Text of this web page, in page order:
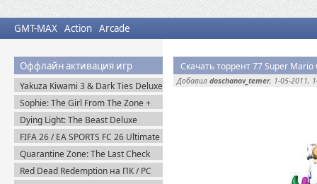
GMT-MAX Action Arcade
Оффлайн активация игр
Yakuza Kiwami 3 & Dark Ties Deluxe
Edition (2026) Steam-Rip
Sophie: The Girl From The Zone +
DLC (2026) Пиратка
Dying Light: The Beast Deluxe
Edition v.1.6.4 + Все DLC (2025)
Пиратка
FIFA 26 / EA SPORTS FC 26 Ultimate
Edition (2025) EA-Rip
Quarantine Zone: The Last Check
v.1.1.13.2054 + Все DLC (2026)
Пиратка
Red Dead Redemption на ПК / PC
Скачать торрент 77 Super
Добавил doschanov_temer, 1-05-2011,